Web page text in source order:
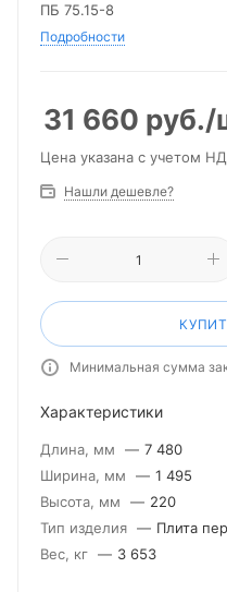
ПБ 75.15-8
Подробности
31 660 руб./
Цена указана с учетом
Нашли дешевле?
Минимальная сумма
Характеристики
Длина, мм — 7 480
Ширина, мм
— 1 495
Высота, мм
— 220
Тип изделия — Плита
Вес, кг — 3 653